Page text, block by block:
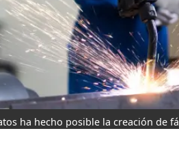
ha hecho posible la creación de